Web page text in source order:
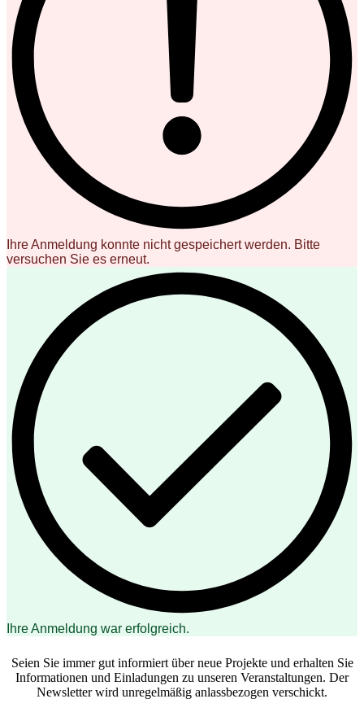
Ihre Anmeldung konnte nicht gespeichert werden. Bitte
versuchen Sie es erneut.
Ihre Anmeldung war erfolgreich.
Seien Sie immer gut informiert über neue Projekte und erhalten Sie
Informationen und Einladungen zu unseren Veranstaltungen. Der
Newsletter wird unregelmäßig anlassbezogen verschickt.